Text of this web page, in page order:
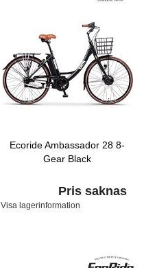
Ecoride Ambassador 28 8-
Gear Black
Pris saknas
Visa lagerinformation